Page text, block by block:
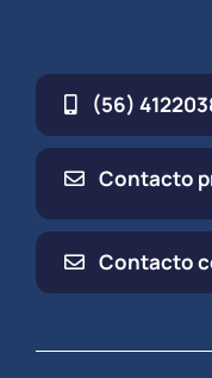
(56)
Contacto
Contacto